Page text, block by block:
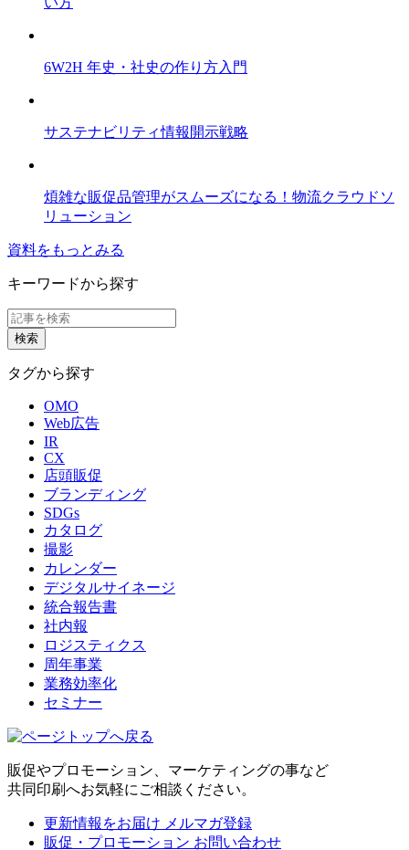
6W2H 年史・社史の作り方入門
サステナビリティ情報開示戦略
煩雑な販促品管理がスムーズになる！物流クラウドソ
リューション
資料をもっとみる
キーワードから探す
タグから探す
OMO
Web広告
IR
CX
店頭販促
ブランディング
SDGs
カタログ
撮影
カレンダー
デジタルサイネージ
統合報告書
社内報
ロジスティクス
周年事業
業務効率化
セミナー
販促やプロモーション、マーケティングの事など
共同印刷へお気軽にご相談ください。
更新情報をお届け メルマガ登録
販促・プロモーション お問い合わせ